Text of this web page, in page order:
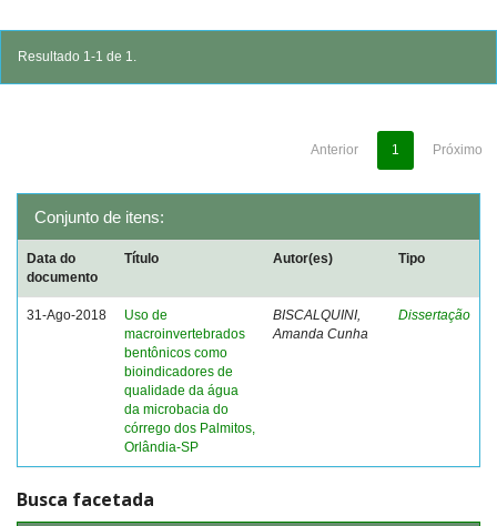
Resultado 1-1 de 1.
Anterior 1 Próximo
Conjunto de itens:
Data do
documento
Título Autor(es) Tipo
31-Ago-2018
Uso de
macroinvertebrados
bentônicos como
bioindicadores de
qualidade da água
da microbacia do
córrego dos Palmitos,
Orlândia-SP
BISCALQUINI,
Amanda Cunha
Dissertação
Busca facetada